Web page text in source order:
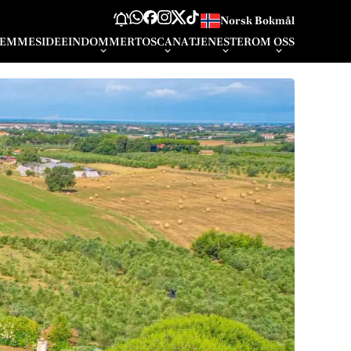
Norsk Bokmål
EINDOMMERTOSCANATJENESTEROM OSS